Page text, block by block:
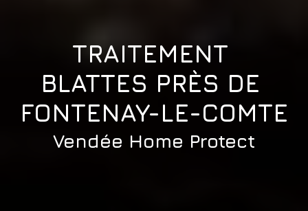
TRAITEMENT
BLATTES PRÈS DE
FONTENAY-LE-COMTE
Vendée Home Protect